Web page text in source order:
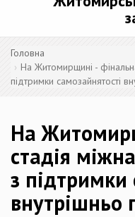
Головна
На Житомирщині -
підтримки самозайнятості
На
стадія
з підтримки
внутрішньо